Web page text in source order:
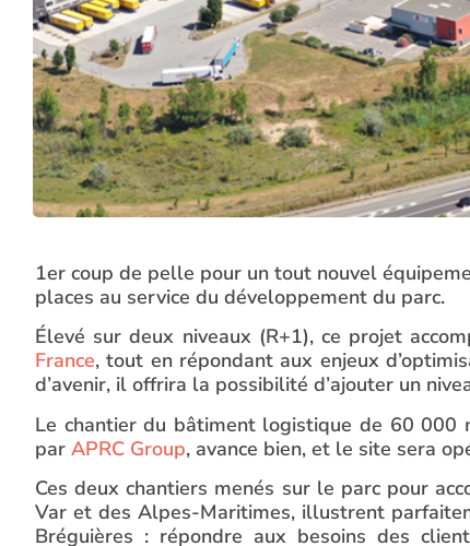
1er coup de pelle pour un tout nouvel
places au service du développement du parc.
Élevé sur deux niveaux (R+1), ce projet
France, tout en répondant aux enjeux
d’avenir, il offrira la possibilité d’ajouter un
Le chantier du bâtiment logistique de 60 000
par APRC Group, avance bien, et le site sera
Ces deux chantiers menés sur le parc pour
Var et des Alpes-Maritimes, illustrent
Bréguières : répondre aux besoins des